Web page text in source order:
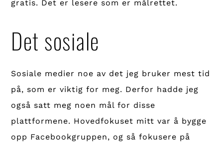
gratis. Det er lesere som er målrettet.
Det sosiale
Sosiale medier noe av det jeg bruker mest tid
på, som er viktig for meg. Derfor hadde jeg
også satt meg noen mål for disse
plattformene. Hovedfokuset mitt var å bygge
opp Facebookgruppen, og så fokusere på